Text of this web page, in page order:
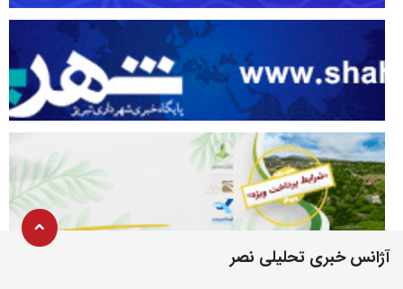
آژانس خبری تحلیلی نصر